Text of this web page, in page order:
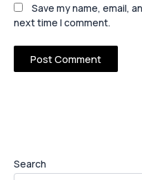
Search
Save my name, email,
next time I comment.